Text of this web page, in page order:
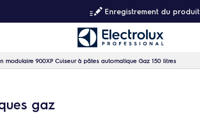
Enregistrement du produit
modulaire 900XP Cuiseur à pâtes automatique Gaz 150 litres
gaz